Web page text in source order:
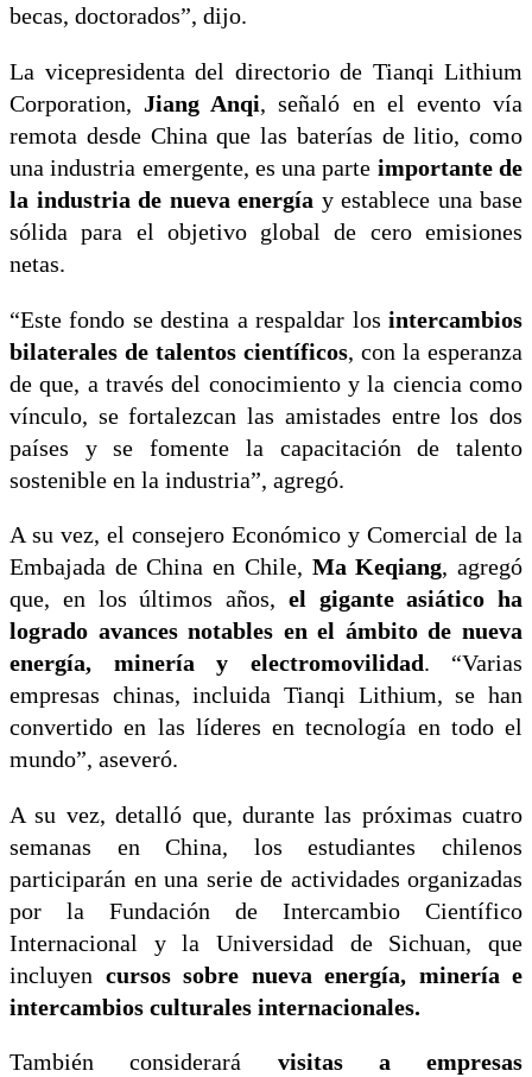
becas, doctorados”, dijo.
La vicepresidenta del directorio de Tianqi Lithium
Corporation,Jiang Anqi, señaló en el evento vía
remota desde China que las baterías de litio, como
una industria emergente, es una parte importante de
la industria de nueva energía y establece una base
sólida para el objetivo global de cero emisiones
netas.
“Este fondo se destina a respaldar los intercambios
bilaterales de talentos científicos, con la esperanza
de que, a través del conocimiento y la ciencia como
vínculo, se fortalezcan las amistades entre los dos
países y se fomente la capacitación de talento
sostenible en la industria”, agregó.
A su vez, el consejero Económico y Comercial de la
Embajada de China en Chile, Ma Keqiang, agregó
que, en los últimos años, el gigante asiático ha
logrado avances notables en el ámbito de nueva
energía, minería y electromovilidad . “Varias
empresas chinas, incluida Tianqi Lithium, se han
convertido en las líderes en tecnología en todo el
mundo”, aseveró.
A su vez, detalló que, durante las próximas cuatro
semanas en China, los estudiantes chilenos
participarán en una serie de actividades organizadas
por la Fundación de Intercambio Científico
Internacional y la Universidad de Sichuan, que
incluyen cursos sobre nueva energía, minería e
intercambios culturales internacionales.
También considerará visitas a empresas